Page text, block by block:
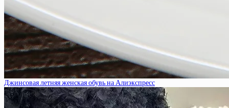
Джинсовая летняя женская обувь на Алиэкспресс